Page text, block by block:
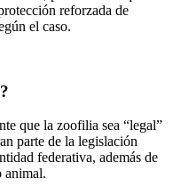
reforzada de
el caso.
que la zoofilia sea “legal”
parte de la legislación
federativa, además de
animal.